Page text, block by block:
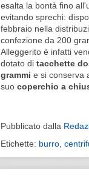
esalta la bontà fino
evitando sprechi:
febbraio nella
confezione da 200
Alleggerito è infatti
dotato di tacchette
grammi e si conserva
suo coperchio a
Pubblicato dalla
Etichette: burro,